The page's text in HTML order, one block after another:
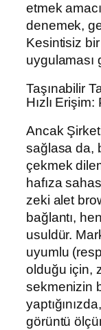
etmek
denemek,
Kesintisiz
uygulaması
Taşınabilir
Hızlı
Ancak
sağlasa da,
çekmek
hafıza
zeki alet
bağlantı,
usuldür.
uyumlu
olduğu için,
sekmenizin
görüntü